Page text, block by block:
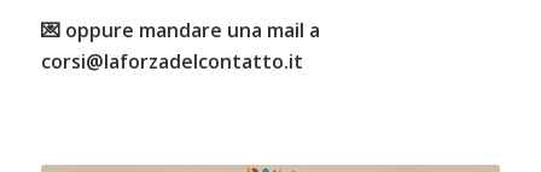
💌 oppure mandare una mail a
corsi@laforzadelcontatto.it